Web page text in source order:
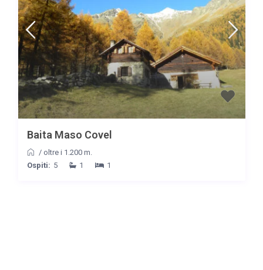
Baita Maso Covel
/ oltre i 1.200 m.
Ospiti: 5 1 1